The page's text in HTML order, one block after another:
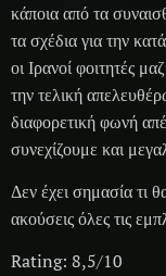
κάποια από τα
τα σχέδια για την
οι Ιρανοί φοιτητές
την τελική
διαφορετική φωνή
συνεχίζουμε και
Δεν έχει σημασία τι
ακούσεις όλες τις
Rating: 8,5/10